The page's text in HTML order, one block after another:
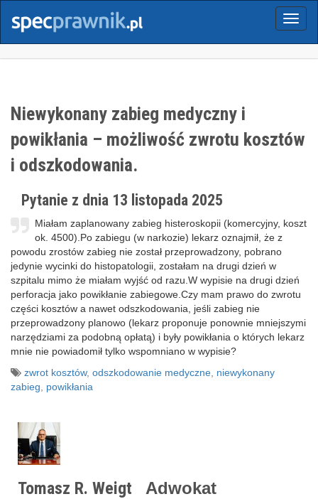
Menu
Niewykonany zabieg medyczny i
powikłania – możliwość zwrotu kosztów
i odszkodowania.
Pytanie z dnia 13 listopada 2025
Miałam zaplanowany zabieg histeroskopii (komercyjny, koszt
ok. 4500).Po zabiegu (w narkozie) lekarz oznajmił, że z
powodu zrostów zabieg nie został przeprowadzony, pobrano
jedynie wycinki do histopatologii, zostałam na drugi dzień w
szpitalu mimo że miałam wyjść od razu.W wypisie na drugi dzień
perforacja jako powikłanie zabiegowe.Czy mam prawo do zwrotu
części kosztów a nawet odszkodowania, jeśli zabieg nie
przeprowadzony planowo (lekarz proponuje ponownie mniejszymi
narzędziami za podobną opłatą) i były powikłania o których lekarz
mnie nie powiadomił tylko wspomniano w wypisie?
zwrot kosztów, odszkodowanie medyczne niewykonany
zabieg
powikłania
Tomasz R. Weigt Adwokat